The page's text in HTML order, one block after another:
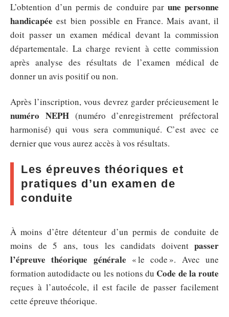
L’obtention d’un permis de conduire par une personne
handicapée est bien possible en France. Mais avant, il
doit passer un examen médical devant la commission
départementale. La charge revient à cette commission
après analyse des résultats de l’examen médical de
donner un avis positif ou non.
Après l’inscription, vous devrez garder précieusement le
numéro NEPH(numéro d’enregistrement préfectoral
harmonisé) qui vous sera communiqué. C’est avec ce
dernier que vous aurez accès à vos résultats.
Les épreuves théoriques et
pratiques d’un examen de
conduite
À moins d’être détenteur d’un permis de conduite de
moins de 5 ans, tous les candidats doivent passer
l’épreuve théorique générale « le code ». Avec une
formation autodidacte ou les notions du Code de la route
reçues à l’autoécole, il est facile de passer facilement
cette épreuve théorique.